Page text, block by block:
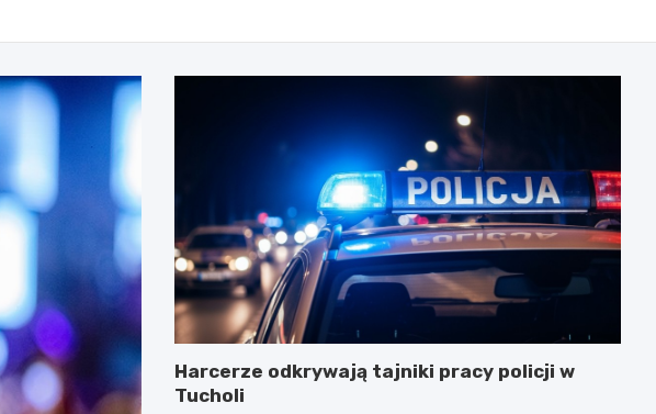
Harcerze odkrywają tajniki pracy policji w
Tucholi